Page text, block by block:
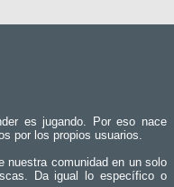
es jugando. Por eso nace
por los propios usuarios.
nuestra comunidad en un solo
Da igual lo específico o